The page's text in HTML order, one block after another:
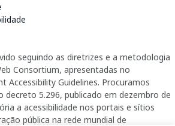
seguindo as diretrizes e a metodologia
Consortium, apresentadas no
Accessibility Guidelines. Procuramos
decreto 5.296, publicado em dezembro de
a acessibilidade nos portais e sítios
pública na rede mundial de